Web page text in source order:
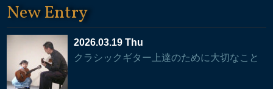
New Entry
2026.03.19 Thu
クラシックギター上達のために大切なこと